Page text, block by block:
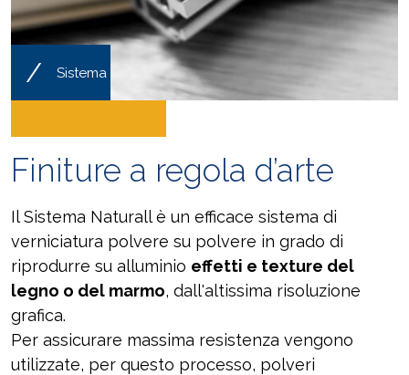
/ Sistema
Finiture a regola d’arte
Il Sistema Naturall è un efficace sistema di
verniciatura polvere su polvere in grado di
riprodurre su alluminio effetti e texture del
legno o del marmo, dall'altissima risoluzione
grafica.
Per assicurare massima resistenza vengono
utilizzate, per questo processo, polveri